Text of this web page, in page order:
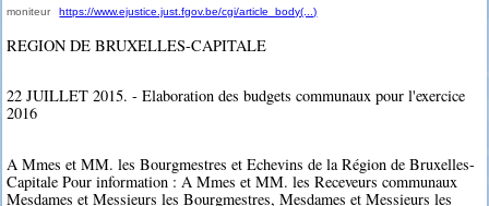
moniteur https://www.ejustice.just.fgov.be/cgi/article_body(...)
REGION DE BRUXELLES-CAPITALE
22 JUILLET 2015. - Elaboration des budgets communaux pour l'exercice
2016
A Mmes et MM. les Bourgmestres et Echevins de la Région de Bruxelles-
Capitale Pour information : A Mmes et MM. les Receveurs communaux
Mesdames et Messieurs les Bourgmestres, Mesdames et Messieurs les